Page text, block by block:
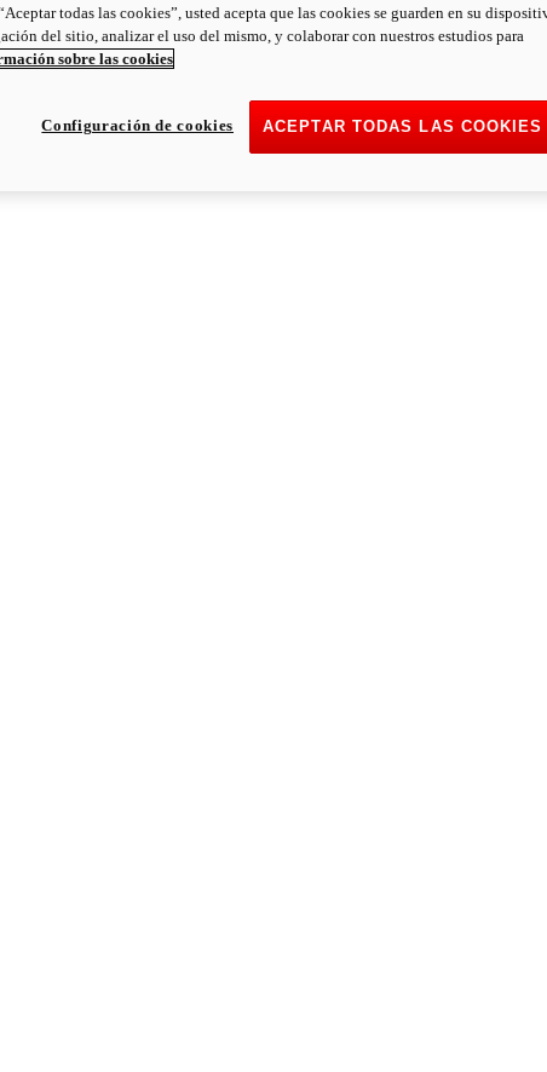
todas las cookies”, usted acepta que las cookies se guarden en su
del sitio, analizar el uso del mismo, y colaborar con nuestros estudios para
sobre las cookies
ACEPTAR TODAS LAS COOKIES
Configuración de cookies